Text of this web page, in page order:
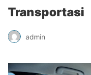
Transportasi
admin